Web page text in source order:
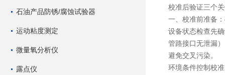
石油产品防锈/腐蚀试验器
运动粘度测定
微量氧分析仪
露点仪
校准后验证三个
一、校准前准备
设备状态检查先
管路接口无泄漏
避免交叉污染。
环境条件控制校